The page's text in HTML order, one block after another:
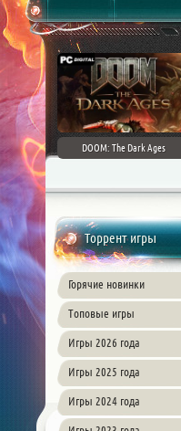
DOOM: The Dark Ages
Торрент игры
Горячие новинки
Топовые игры
Игры 2026 года
Игры 2025 года
Игры 2024 года